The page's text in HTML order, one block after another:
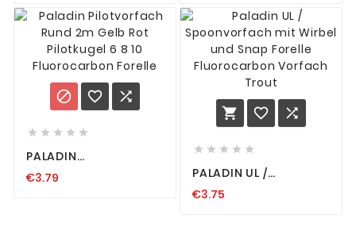
SCHNURVERBINDER TUNGSTEN SINKER
VORFACH TEIG MADE
  
    
PALADIN
2M GELB ROT
€3.79
  
    
PALADIN UL /
SPOONVORFACH MIT
WIRBEL UND SNAP
€3.75